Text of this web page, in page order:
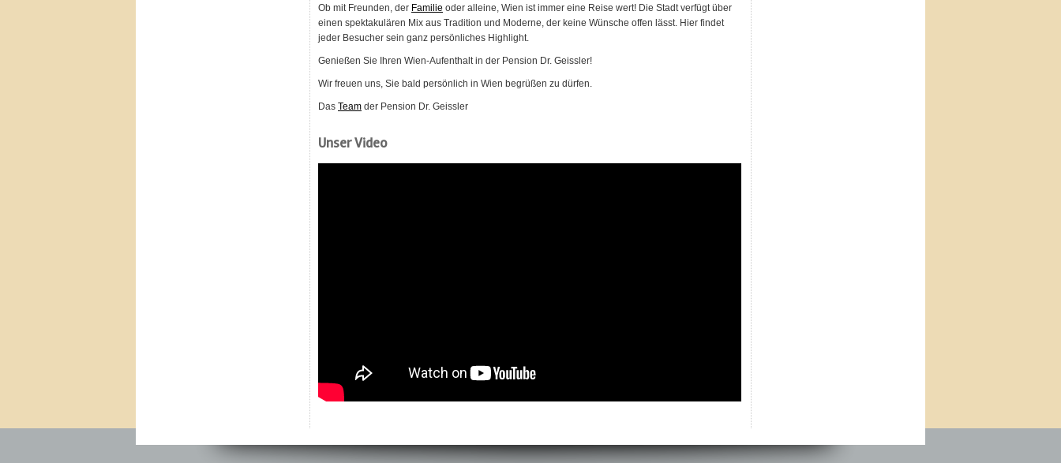
Ob mit Freunden, der Familie oder alleine, Wien ist immer eine Reise wert! Die Stadt verfügt über
einen spektakulären Mix aus Tradition und Moderne, der keine Wünsche offen lässt. Hier findet
jeder Besucher sein ganz persönliches Highlight.
Genießen Sie Ihren Wien-Aufenthalt in der Pension Dr. Geissler!
Wir freuen uns, Sie bald persönlich in Wien begrüßen zu dürfen.
Das Team der Pension Dr. Geissler
Unser Video